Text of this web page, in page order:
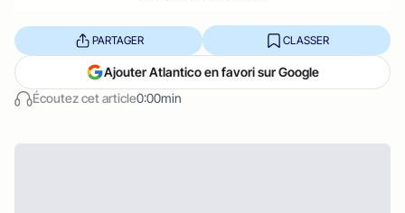
Écoutez cet article0:00min
PARTAGER CLASSER
Ajouter Atlantico en favori sur Google